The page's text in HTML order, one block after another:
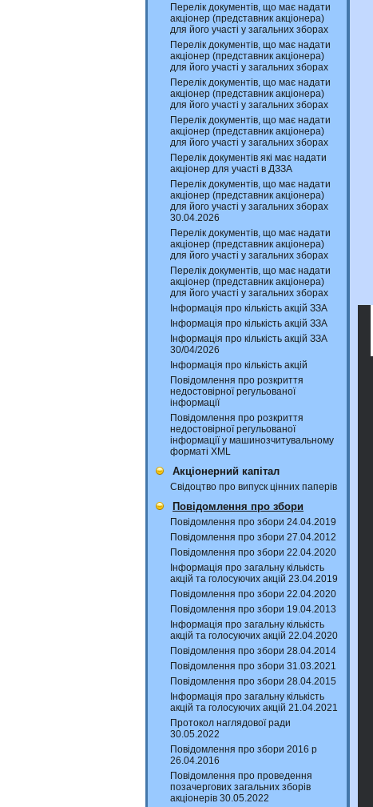
Перелік документів, що має надати
акціонер (представник акціонера)
для його участі у загальних зборах
Перелік документів, що має надати
акціонер (представник акціонера)
для його участі у загальних зборах
Перелік документів, що має надати
акціонер (представник акціонера)
для його участі у загальних зборах
Перелік документів, що має надати
акціонер (представник акціонера)
для його участі у загальних зборах
Перелік документів які має надати
акціонер для участі в ДЗЗА
Перелік документів, що має надати
акціонер (представник акціонера)
для його участі у загальних зборах
30.04.2026
Перелік документів, що має надати
акціонер (представник акціонера)
для його участі у загальних зборах
Перелік документів, що має надати
акціонер (представник акціонера)
для його участі у загальних зборах
Інформація про кількість акцій ЗЗА
Інформація про кількість акцій ЗЗА
Інформація про кількість акцій ЗЗА
30/04/2026
Інформація про кількість акцій
Повідомлення про розкриття
недостовірної регульованої
інформації
Повідомлення про розкриття
недостовірної регульованої
інформації у машинозчитувальному
форматі XML
Акціонерний капітал
Свідоцтво про випуск цінних паперів
Повідомлення про збори
Повідомлення про збори 24.04.2019
Повідомлення про збори 27.04.2012
Повідомлення про збори 22.04.2020
Інформація про загальну кількість
акцій та голосуючих акцій 23.04.2019
Повідомлення про збори 22.04.2020
Повідомлення про збори 19.04.2013
Інформація про загальну кількість
акцій та голосуючих акцій 22.04.2020
Повідомлення про збори 28.04.2014
Повідомлення про збори 31.03.2021
Повідомлення про збори 28.04.2015
Інформація про загальну кількість
акцій та голосуючих акцій 21.04.2021
Протокол наглядової ради
30.05.2022
Повідомлення про збори 2016 р
26.04.2016
Повідомлення про проведення
позачергових загальних зборів
акціонерів 30.05.2022